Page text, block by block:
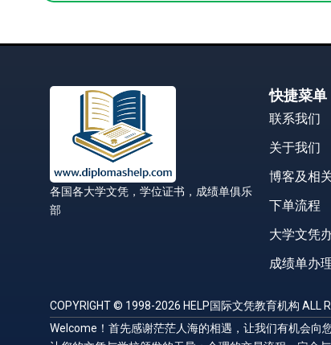
各国各大学文凭，学位证书，成绩单俱乐
部
快捷菜单
联系我们
关于我们
博客及相
下单流程
大学文凭
成绩单办
COPYRIGHT © 1998-2026 HELP国际文凭教育机构 ALL
Welcome！首先感谢茫茫人海的相遇，让我们有机会向